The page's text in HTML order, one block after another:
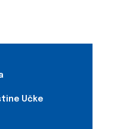
Učke